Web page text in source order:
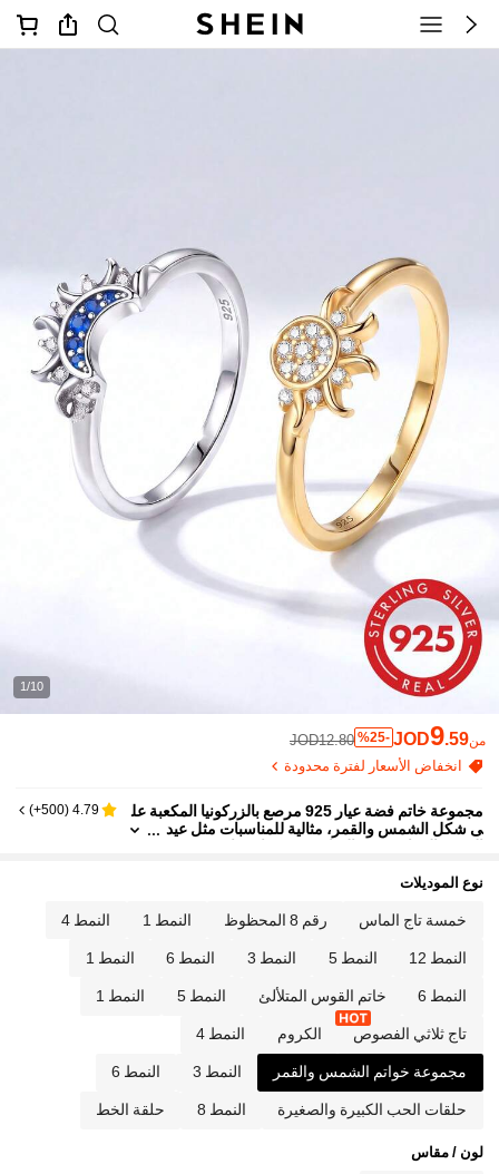
1/10
من JOD9.59
%25-
JOD12.80
انخفاض الأسعار لفترة محدودة
مجموعة خاتم فضة عيار 925 مرصع بالزركونيا المكعبة عل
ى شكل الشمس والقمر، مثالية للمناسبات مثل عيد
4.79
(
500+
)
نوع الموديلات
خمسة تاج الماس رقم 8 المحظوظ النمط 1 النمط 4
النمط 12 النمط 5 النمط 3 النمط 6 النمط 1
النمط 6 خاتم القوس المتلألئ النمط 5 النمط 1
تاج ثلاثي الفصوص الكروم النمط 4
مجموعة خواتم الشمس والقمر النمط 3 النمط 6
حلقات الحب الكبيرة والصغيرة النمط 8 حلقة الخط
لون / مقاس